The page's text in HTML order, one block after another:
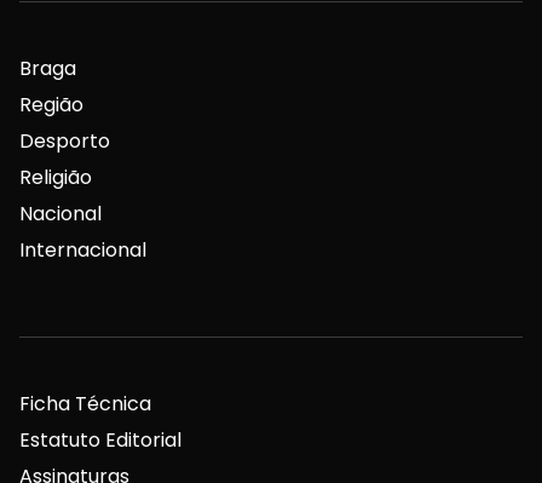
Braga
Região
Desporto
Religião
Nacional
Internacional
Ficha Técnica
Estatuto Editorial
Assinaturas